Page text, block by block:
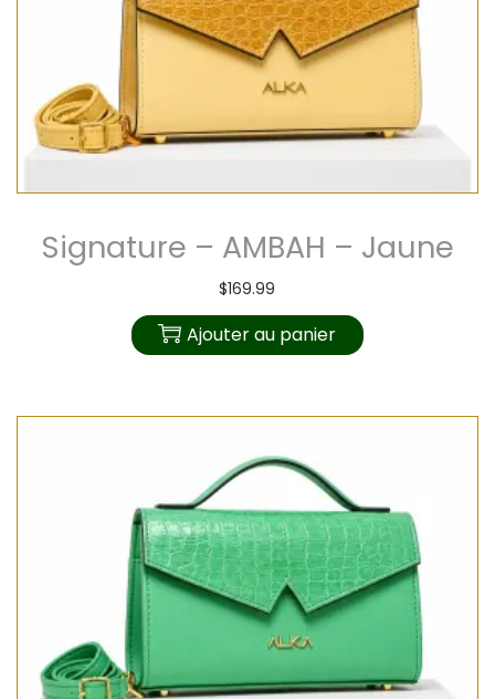
Signature – AMBAH – Jaune
$169.99
Ajouter au panier